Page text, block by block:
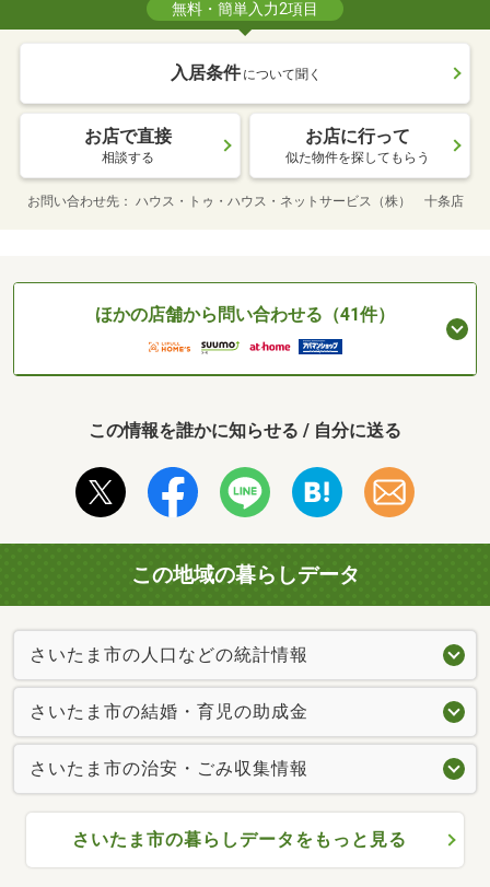
無料・簡単入力2項目
入居条件 について聞く
お店で直接
相談する
お店に行って
似た物件を探してもらう
お問い合わせ先 ハウス・トゥ・ハウス・ネットサービス（株） 十条店
ほかの店舗から問い合わせる（41件）
この情報を誰かに知らせる / 自分に送る
この地域の暮らしデータ
さいたま市の人口などの統計情報
さいたま市の結婚・育児の助成金
さいたま市の治安・ごみ収集情報
さいたま市の暮らしデータをもっと見る